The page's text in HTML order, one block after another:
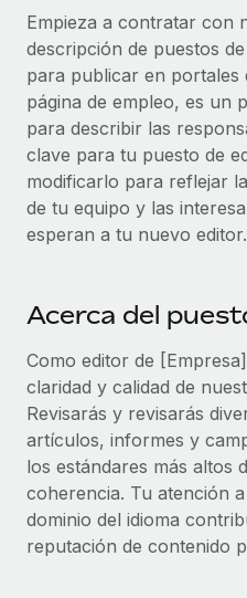
Plataforma
Funciones esenciales de
equipo.
Conecta cualquier
mediante nuestro MCP.
Integraciones
SERVICIOS
Pregunta a un experto
Obtén ayuda de gente
y cumplimiento normativo.
Comprobaciones de
Simplifica los procesos
Empresa
RR. HH. globales para
ASOCIARSE
Socios tecnológicos
Integra la gestión de los
plataforma de forma
Remote Build
Consultoría de
CASOS PRÁCTICOS
Listas de verificación y
Biblioteca de
Webinarios
Eventos
Sala de prensa
Centro de información
Obtén ayuda
Consulta todos los
BLOG
Nómina global
EOR y PEO
Português (Portugal)
한국어
中文（简体）
Empieza a contratar con
descripción de puestos
para publicar en
página de empleo, es un
para describir las
clave para tu puesto de
modificarlo para reflejar
de tu equipo y las
esperan a tu nuevo editor.
Acerca del
Como editor de
claridad y calidad de
Revisarás y revisarás
artículos, informes y
los estándares más altos
coherencia. Tu atención
dominio del idioma
reputación de contenido